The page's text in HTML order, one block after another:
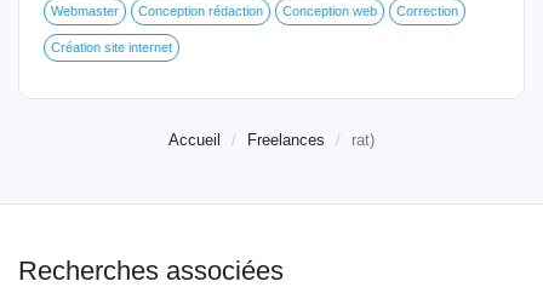
Webmaster Conception rédaction Conception web Correction
Création site internet
Accueil Freelances rat)
Recherches associées